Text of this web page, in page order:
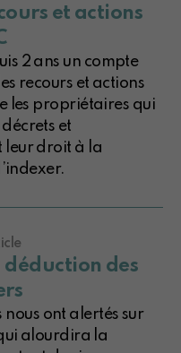
et actions
2 ans un compte
recours et actions
les propriétaires qui
et
leur droit à la
déduction des
ont alertés sur
alourdira la